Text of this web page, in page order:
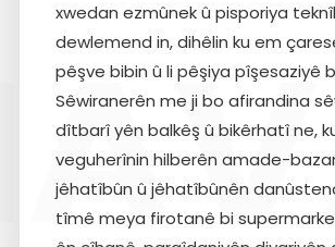
xwedan ezmûnek û pisporiya
dewlemend in, dihêlin ku em
pêşve bibin û li pêşiya pîşesaziyê
Sêwiranerên me ji bo afirandina
dîtbarî yên balkêş û bikêrhatî ne,
veguherînin hilberên amade-
jêhatîbûn û jêhatîbûnên
tîmê meya firotanê bi